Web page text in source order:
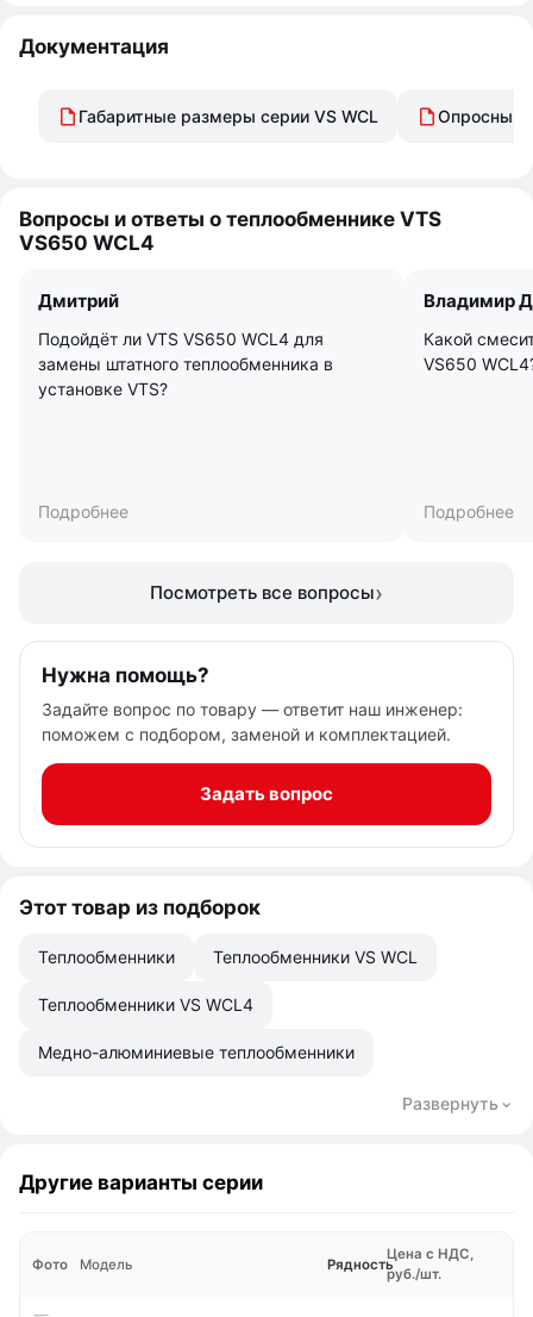
Документация
Габаритные размеры серии VS WCL Опросный
Вопросы и ответы о теплообменнике VTS
VS650 WCL4
Дмитрий
Подойдёт ли VTS VS650 WCL4 для
замены штатного теплообменника в
установке VTS?
Подробнее
Владимир
Какой
VS650
Подробнее
Посмотреть все вопросы
Нужна помощь?
Задайте вопрос по товару — ответит наш инженер:
поможем с подбором, заменой и комплектацией.
Задать вопрос
Этот товар из подборок
Теплообменники Теплообменники VS WCL
Теплообменники VS WCL4
Медно-алюминиевые теплообменники
Развернуть
Другие варианты серии
Фото Модель Рядность
Цена с НДС,
руб./шт.